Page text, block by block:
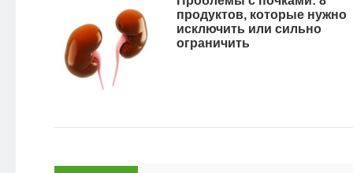
продуктов, которые нужно
исключить или сильно
ограничить